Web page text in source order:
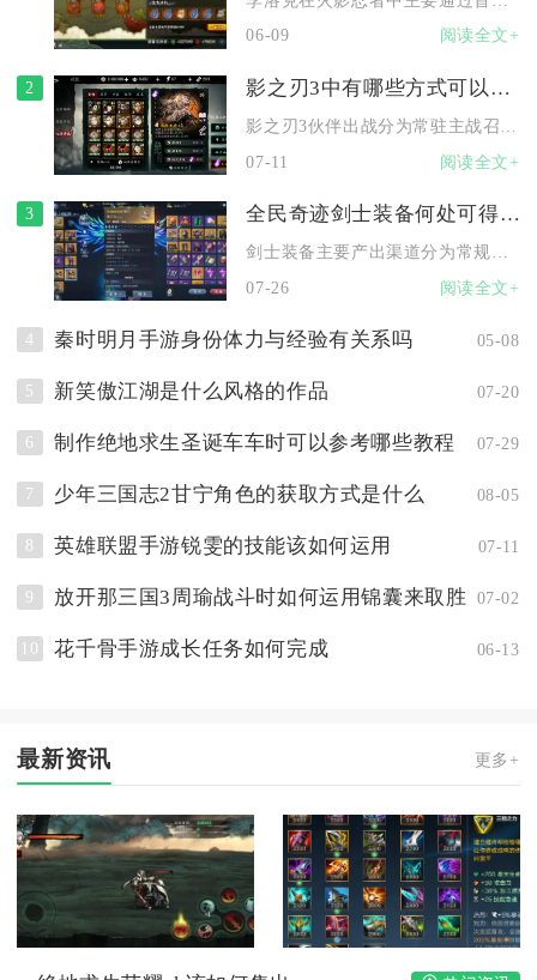
06-09
阅读全文+
2 影之刃3中有哪些方式可以进行伙伴出战
07-11
阅读全文+
3 全民奇迹剑士装备何处可得到
07-26
阅读全文+
4 秦时明月手游身份体力与经验有关系吗 05-08
5 新笑傲江湖是什么风格的作品 07-20
6 制作绝地求生圣诞车车时可以参考哪些教程 07-29
7 少年三国志2甘宁角色的获取方式是什么 08-05
8 英雄联盟手游锐雯的技能该如何运用 07-11
9 放开那三国3周瑜战斗时如何运用锦囊来取胜 07-02
10 花千骨手游成长任务如何完成 06-13
最新资讯 更多+